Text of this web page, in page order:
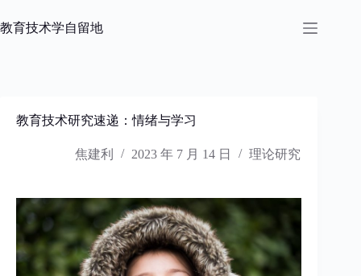
过
教育技术学自留地
教育技术研究速递：情绪与学习
焦建利 2023 年 7 月 14 日 理论研究